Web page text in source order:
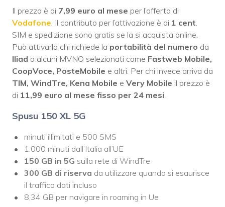
Il prezzo è di 7,99 euro al mese per l’offerta di
Vodafone . Il contributo per l’attivazione è di 1 cent
SIM e spedizione sono gratis se la si acquista online.
Può attivarla chi richiede la portabilità del numero da
Iliad o alcuni MVNO selezionati come Fastweb Mobile,
CoopVoce, PosteMobile e altri. Per chi invece arriva da
TIM, WindTre, Kena Mobile e Very Mobile il prezzo è
di 11,99 euro al mese fisso per 24 mesi
Spusu 150 XL 5G
minuti illimitati e 500 SMS
1.000 minuti dall’Italia all’UE
150 GB in 5G sulla rete di WindTre
300 GB di riserva da utilizzare quando si esaurisce
il traffico dati incluso
8,34 GB per navigare in roaming in Ue